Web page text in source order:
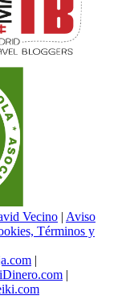
Vecino | Aviso
Términos y
|
|